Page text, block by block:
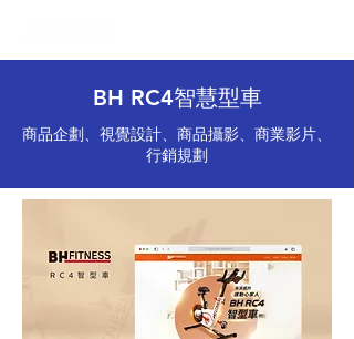
BH RC4智慧型車
商品企劃、視覺設計、商品攝影、商業影片、
行銷規劃